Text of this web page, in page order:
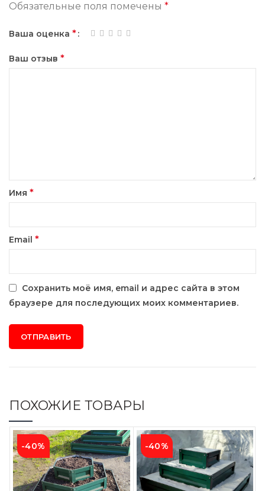
Обязательные поля помечены *
Ваша оценка *
Ваш отзыв *
Имя *
Email *
Сохранить моё имя, email и адрес сайта в этом
браузере для последующих моих комментариев.
ПОХОЖИЕ ТОВАРЫ
-40% -40%